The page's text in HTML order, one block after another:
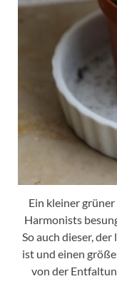
Ein kleiner
Harmonists
So auch dieser,
ist und einen
von der